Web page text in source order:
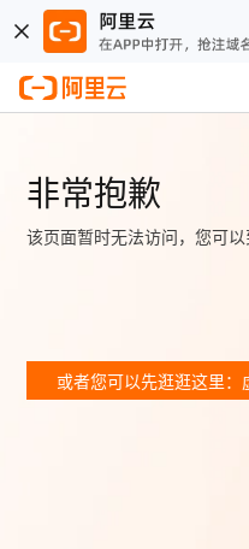
非常抱歉
该页面暂时无法访问，您可
或者您可以先逛逛这里：